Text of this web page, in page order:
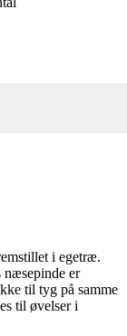
i egetræ.
næsepinde er
til tyg på samme
til øvelser i